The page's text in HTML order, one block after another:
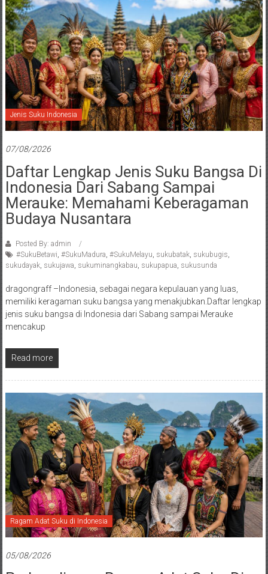
Jenis Suku Indonesia
07/08/2026
Daftar Lengkap Jenis Suku Bangsa Di
Indonesia Dari Sabang Sampai
Merauke: Memahami Keberagaman
Budaya Nusantara
Posted By: admin
#SukuBetawi, #SukuMadura, #SukuMelayu, sukubatak, sukubugis,
sukudayak, sukujawa, sukuminangkabau, sukupapua, sukusunda
dragongraff –Indonesia, sebagai negara kepulauan yang luas,
memiliki keragaman suku bangsa yang menakjubkan.Daftar lengkap
jenis suku bangsa di Indonesia dari Sabang sampai Merauke
mencakup
Read more
Ragam Adat Suku di Indonesia
05/08/2026